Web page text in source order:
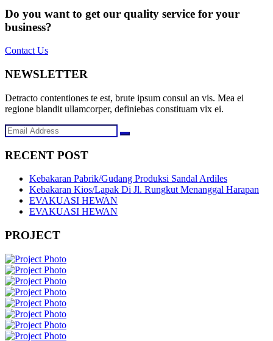
Do you want to get our quality service for your
business?
Contact Us
NEWSLETTER
Detracto contentiones te est, brute ipsum consul an vis. Mea ei
regione blandit ullamcorper, definiebas constituam vix ei.
RECENT POST
Kebakaran Pabrik/Gudang Produksi Sandal Ardiles
Kebakaran Kios/Lapak Di Jl. Rungkut Menanggal Harapan
EVAKUASI HEWAN
EVAKUASI HEWAN
PROJECT